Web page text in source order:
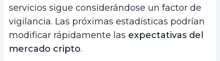
servicios sigue considerándose un factor de
vigilancia. Las próximas estadísticas podrían
modificar rápidamente las expectativas del
mercado cripto.